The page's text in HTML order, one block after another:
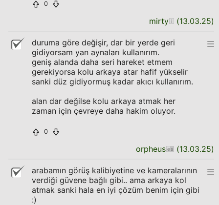
0
mirty (13.03.25)
duruma göre değişir, dar bir yerde geri
gidiyorsam yan aynaları kullanırım.
geniş alanda daha seri hareket etmem
gerekiyorsa kolu arkaya atar hafif yükselir
sanki düz gidiyormuş kadar akıcı kullanırım.
alan dar değilse kolu arkaya atmak her
zaman için çevreye daha hakim oluyor.
0
orpheus (13.03.25)
arabamın görüş kalibiyetine ve kameralarının
verdiği güvene bağlı gibi.. ama arkaya kol
atmak sanki hala en iyi çözüm benim için gibi
:)